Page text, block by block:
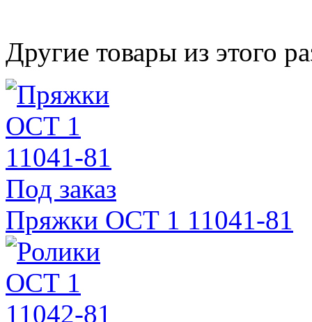
Другие товары из этого
Под заказ
Пряжки ОСТ 1 11041-81